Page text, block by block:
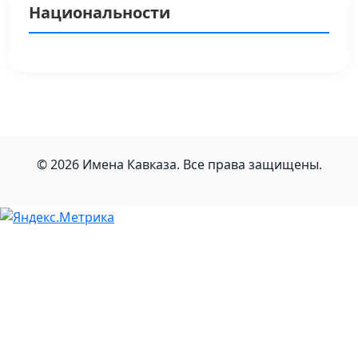
Национальности
© 2026 Имена Кавказа. Все права защищены.